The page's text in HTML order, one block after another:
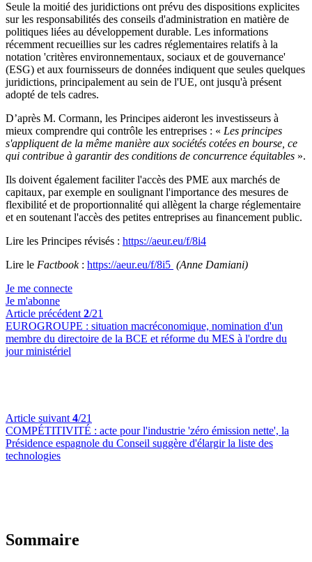
Seule la moitié des juridictions ont prévu des dispositions explicites
sur les responsabilités des conseils d'administration en matière de
politiques liées au développement durable. Les informations
récemment recueillies sur les cadres réglementaires relatifs à la
notation 'critères environnementaux, sociaux et de gouvernance'
(ESG) et aux fournisseurs de données indiquent que seules quelques
juridictions, principalement au sein de l'UE, ont jusqu'à présent
adopté de tels cadres.
D’après M. Cormann, les Principes aideront les investisseurs à
mieux comprendre qui contrôle les entreprises : « Les principes
s'appliquent de la même manière aux sociétés cotées en bourse, ce
qui contribue à garantir des conditions de concurrence équitables ».
Ils doivent également faciliter l'accès des PME aux marchés de
capitaux, par exemple en soulignant l'importance des mesures de
flexibilité et de proportionnalité qui allègent la charge réglementaire
et en soutenant l'accès des petites entreprises au financement public.
Lire les Principes révisés : https://aeur.eu/f/8i4
Lire le Factbook: https://aeur.eu/f/8i5 (Anne Damiani)
Je me connecte
Je m'abonne
Article précédent 2/21
EUROGROUPE : situation macréconomique, nomination d'un
membre du directoire de la BCE et réforme du MES à l'ordre du
jour ministériel
Article suivant 4/21
COMPÉTITIVITÉ : acte pour l'industrie 'zéro émission nette', la
Présidence espagnole du Conseil suggère d'élargir la liste des
technologies
Sommaire